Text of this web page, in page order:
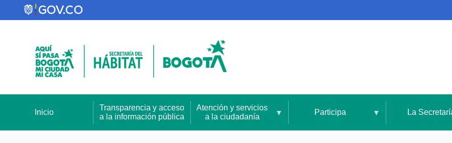
al
Inicio
Transparencia y acceso
a la información pública
Atención y servicios
a la ciudadanía
Participa La